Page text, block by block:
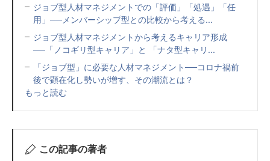
ジョブ型人材マネジメントでの「評価」「処遇」「任
用」──メンバーシップ型との比較から考える...
ジョブ型人材マネジメントから考えるキャリア形成
──「ノコギリ型キャリア」と 「ナタ型キャリ...
「ジョブ型」に必要な人材マネジメント──コロナ禍前
後で顕在化し勢いが増す、その潮流とは？
もっと読む
この記事の著者